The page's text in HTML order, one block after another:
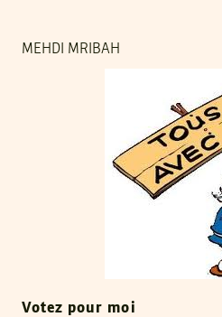
MEHDI MRIBAH
Votez pour moi